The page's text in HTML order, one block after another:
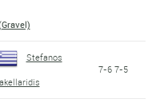
Stefanos
7-6 7-5